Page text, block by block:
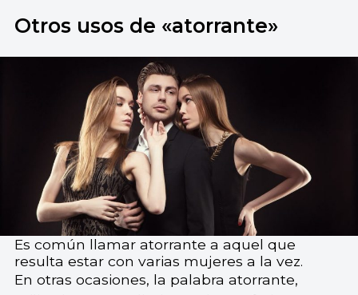
Otros usos de «atorrante»
Es común llamar atorrante a aquel que
resulta estar con varias mujeres a la vez.
En otras ocasiones, la palabra atorrante,